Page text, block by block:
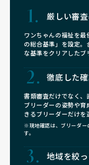
厳しい審
ワンちゃんの福祉を
の総合基準」を設定
な基準をクリアしたブ
徹底した
書類審査だけでなく、
ブリーダーの姿勢や
きるブリーダーだけを
※現地確認は、ブリーダー
す。
地域を絞